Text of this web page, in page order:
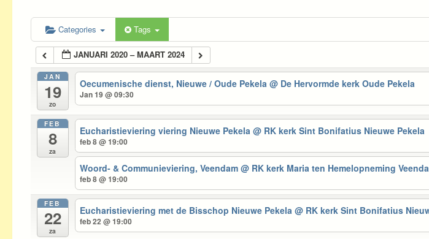
Categories Tags
JANUARI 2020 – MAART 2024
JAN
19
zo
Oecumenische dienst, Nieuwe / Oude Pekela@ De Hervormde kerk Oude Pekela
Jan 19 @ 09:30
FEB
8
za
Eucharistieviering viering Nieuwe Pekela@ RK kerk Sint Bonifatius Nieuwe Pekela
feb 8 @ 19:00
Woord- & Communieviering, Veendam@ RK kerk Maria ten Hemelopneming
feb 8 @ 19:00
FEB
22
za
Eucharistieviering met de Bisschop Nieuwe Pekela@ RK kerk Sint Bonifatius
feb 22 @ 19:00